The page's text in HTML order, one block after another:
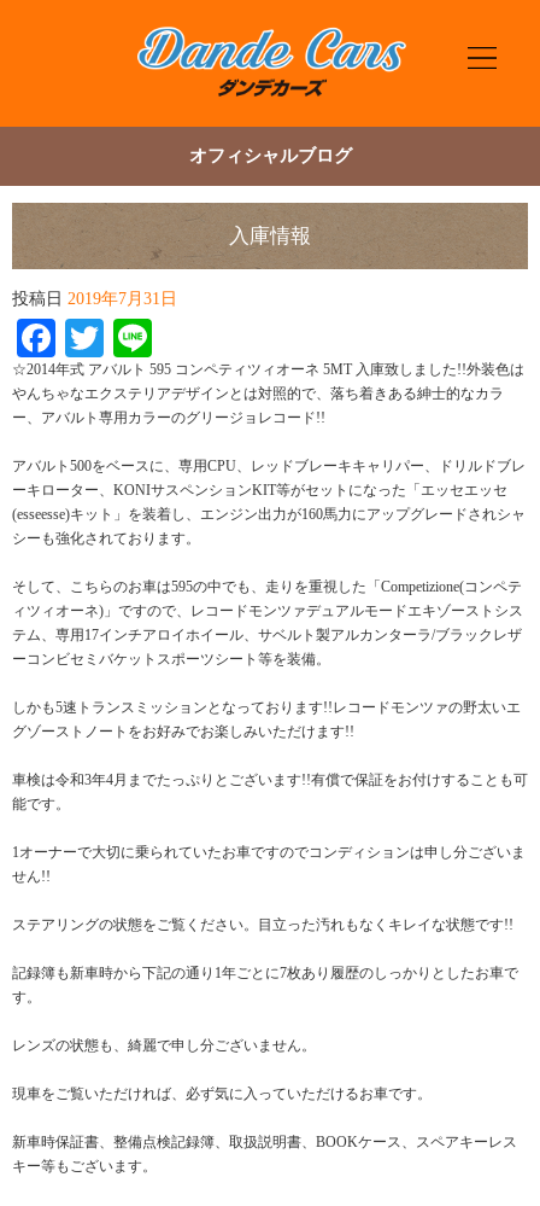
オフィシャルブログ
入庫情報
投稿日 2019年7月31日
Facebook
Twitter
☆2014年式 アバルト 595 コンペティツィオーネ 5MT 入庫致しました!!外装色は
やんちゃなエクステリアデザインとは対照的で、落ち着きある紳士的なカラ
ー、アバルト専用カラーのグリージョレコード!!
アバルト500をベースに、専用CPU、レッドブレーキキャリパー、ドリルドブレ
ーキローター、KONIサスペンションKIT等がセットになった「エッセエッセ
(esseesse)キット」を装着し、エンジン出力が160馬力にアップグレードされシャ
シーも強化されております。
そして、こちらのお車は595の中でも、走りを重視した「Competizione(コンペテ
ィツィオーネ)」ですので、レコードモンツァデュアルモードエキゾーストシス
テム、専用17インチアロイホイール、サベルト製アルカンターラ/ブラックレザ
ーコンビセミバケットスポーツシート等を装備。
しかも5速トランスミッションとなっております!!レコードモンツァの野太いエ
グゾーストノートをお好みでお楽しみいただけます!!
車検は令和3年4月までたっぷりとございます!!有償で保証をお付けすることも可
能です。
1オーナーで大切に乗られていたお車ですのでコンディションは申し分ございま
せん!!
ステアリングの状態をご覧ください。目立った汚れもなくキレイな状態です!!
記録簿も新車時から下記の通り1年ごとに7枚あり履歴のしっかりとしたお車で
す。
レンズの状態も、綺麗で申し分ございません。
現車をご覧いただければ、必ず気に入っていただけるお車です。
新車時保証書、整備点検記録簿、取扱説明書、BOOKケース、スペアキーレス
キー等もございます。